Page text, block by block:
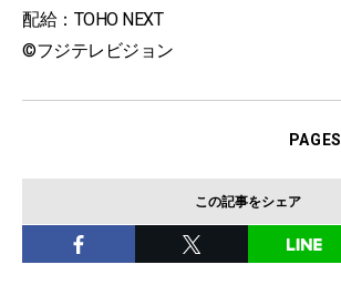
配給：TOHO NEXT
©フジテレビジョン
PAGES
この記事をシェア